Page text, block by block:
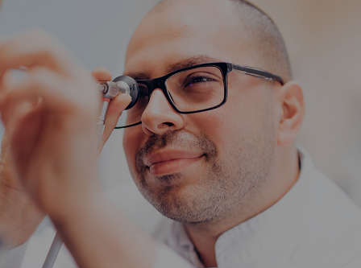
112
Giftnotruf
0361 730730